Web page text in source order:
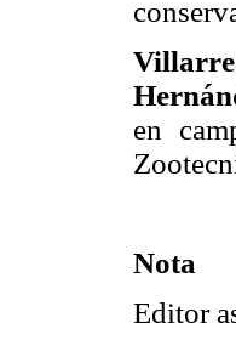
en
Nota
Editor